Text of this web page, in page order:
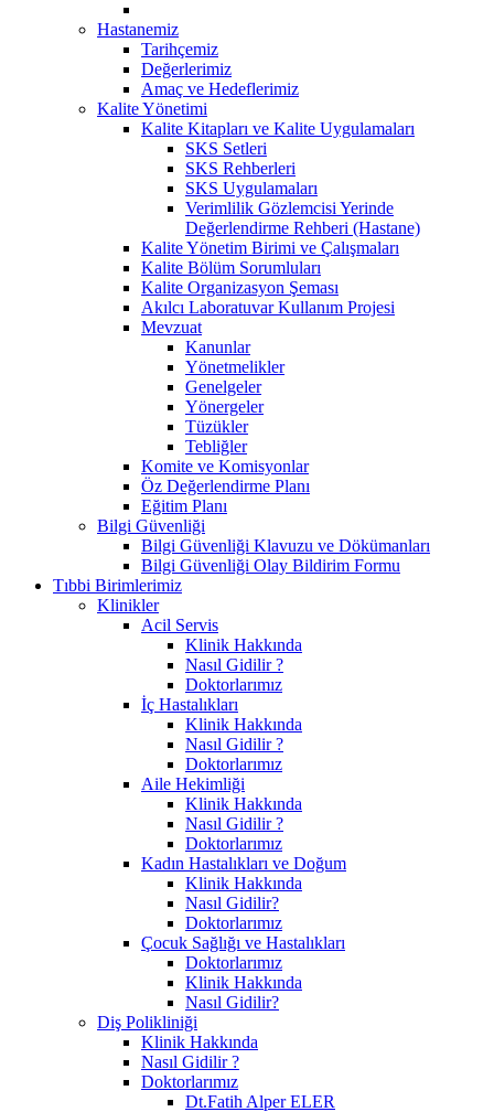
Hastanemiz
Tarihçemiz
Değerlerimiz
Amaç ve Hedeflerimiz
Kalite Yönetimi
Kalite Kitapları ve Kalite Uygulamaları
SKS Setleri
SKS Rehberleri
SKS Uygulamaları
Verimlilik Gözlemcisi Yerinde
Değerlendirme Rehberi (Hastane)
Kalite Yönetim Birimi ve Çalışmaları
Kalite Bölüm Sorumluları
Kalite Organizasyon Şeması
Akılcı Laboratuvar Kullanım Projesi
Mevzuat
Kanunlar
Yönetmelikler
Genelgeler
Yönergeler
Tüzükler
Tebliğler
Komite ve Komisyonlar
Öz Değerlendirme Planı
Eğitim Planı
Bilgi Güvenliği
Bilgi Güvenliği Klavuzu ve Dökümanları
Bilgi Güvenliği Olay Bildirim Formu
Tıbbi Birimlerimiz
Klinikler
Acil Servis
Klinik Hakkında
Nasıl Gidilir ?
Doktorlarımız
İç Hastalıkları
Klinik Hakkında
Nasıl Gidilir ?
Doktorlarımız
Aile Hekimliği
Klinik Hakkında
Nasıl Gidilir ?
Doktorlarımız
Kadın Hastalıkları ve Doğum
Klinik Hakkında
Nasıl Gidilir?
Doktorlarımız
Çocuk Sağlığı ve Hastalıkları
Doktorlarımız
Klinik Hakkında
Nasıl Gidilir?
Diş Polikliniği
Klinik Hakkında
Nasıl Gidilir ?
Doktorlarımız
Dt.Fatih Alper ELER